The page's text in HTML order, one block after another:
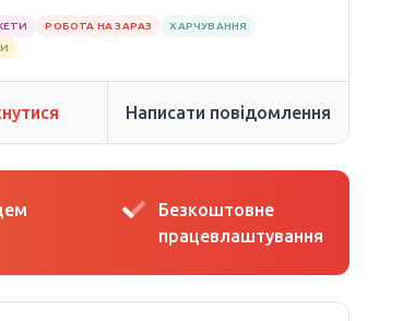
РОБОТА НА ЗАРАЗ
ХАРЧУВАННЯ
Написати повідомлення
Безкоштовне
працевлаштування